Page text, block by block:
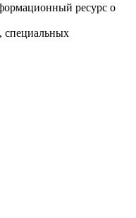
ресурс о
специальных